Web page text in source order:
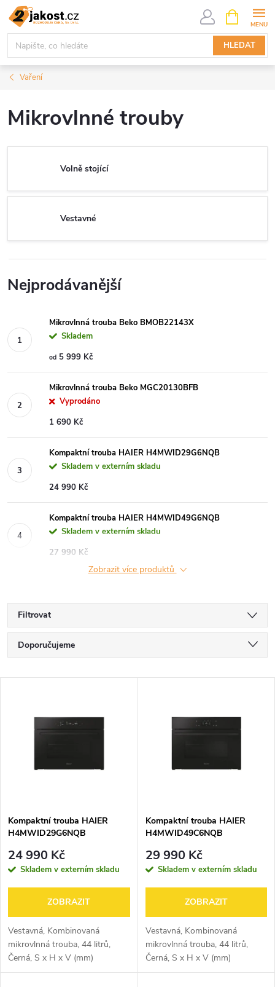
Přejít
obsah
HLEDAT
NÁKUPNÍ
KOŠÍK
Vaření
Mikrovlnné trouby
Volně stojící
Vestavné
Nejprodávanější
Mikrovlnná trouba Beko BMOB22143X
Skladem
od 5 999 Kč
Mikrovlnná trouba Beko MGC20130BFB
Vyprodáno
1 690 Kč
Kompaktní trouba HAIER H4MWID29G6NQB
Skladem v externím skladu
24 990 Kč
Kompaktní trouba HAIER H4MWID49G6NQB
Skladem v externím skladu
27 990 Kč
Zobrazit více produktů
Filtrovat
Ř
a
p
r
o
d
u
Doporučujeme
Nejprodávanější
s
p
r
d
u
Kompaktní trouba HAIER
H4MWID29G6NQB
24 990 Kč
Skladem v externím skladu
ZOBRAZIT
Vestavná, Kombinovaná
mikrovlnná trouba, 44 litrů,
Černá, S x H x V (mm)
595x565x455
Kompaktní trouba HAIER
H4MWID49C6NQB
29 990 Kč
Skladem v externím skladu
ZOBRAZIT
Vestavná, Kombinovaná
mikrovlnná trouba, 44 litrů,
Černá, S x H x V (mm)
595x565x455